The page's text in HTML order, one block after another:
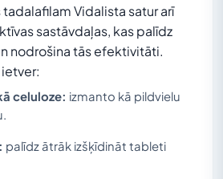
Vidalista satur arī
sastāvdaļas, kas palīdz
nodrošina tās efektivitāti.
celuloze: izmanto kā pildvielu
palīdz ātrāk izšķīdināt tableti